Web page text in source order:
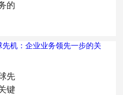
的
先
键